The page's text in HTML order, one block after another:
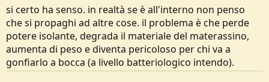
si certo ha senso. in realtà se è all'interno non penso
che si propaghi ad altre cose. il problema è che perde
potere isolante, degrada il materiale del materassino,
aumenta di peso e diventa pericoloso per chi va a
gonfiarlo a bocca (a livello batteriologico intendo).